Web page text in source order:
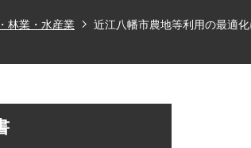
林業・水産業 近江八幡市農地等利用の最適